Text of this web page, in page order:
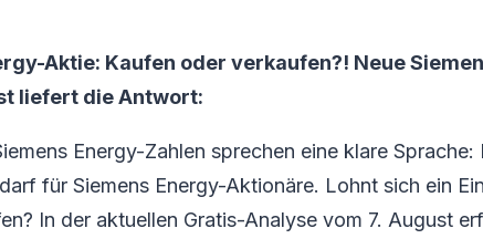
Aktie: Kaufen oder verkaufen?! Neue
liefert die Antwort:
Energy-Zahlen sprechen eine klare Sprache:
für Siemens Energy-Aktionäre. Lohnt sich ein
In der aktuellen Gratis-Analyse vom 7. August